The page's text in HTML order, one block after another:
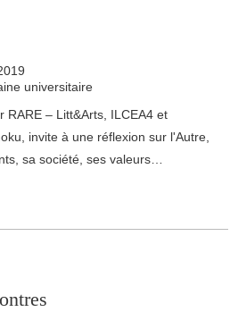
universitaire
RARE – Litt&Arts, ILCEA4 et
invite à une réflexion sur l'Autre,
sa société, ses valeurs…